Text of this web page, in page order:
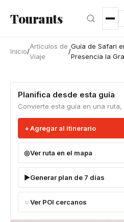
Tourants
Inicio/
Artículos de
Viaje
/
Guía de Safari
Presencia la
Planifica desde esta guía
Convierte esta guía en una
Agregar al itinerario
Ver ruta en el mapa
Generar plan de 7 días
Ver POI cercanos